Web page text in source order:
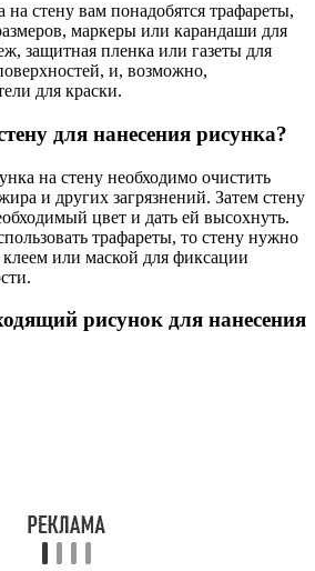
на стену вам понадобятся трафареты,
маркеры или карандаши для
защитная пленка или газеты для
и, возможно,
для краски.
для нанесения рисунка?
на стену необходимо очистить
и других загрязнений. Затем стену
цвет и дать ей высохнуть.
трафареты, то стену нужно
или маской для фиксации
рисунок для нанесения